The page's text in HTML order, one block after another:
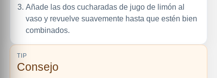
Añade las dos cucharadas de jugo de limón al
vaso y revuelve suavemente hasta que estén bien
combinados.
TIP
Consejo